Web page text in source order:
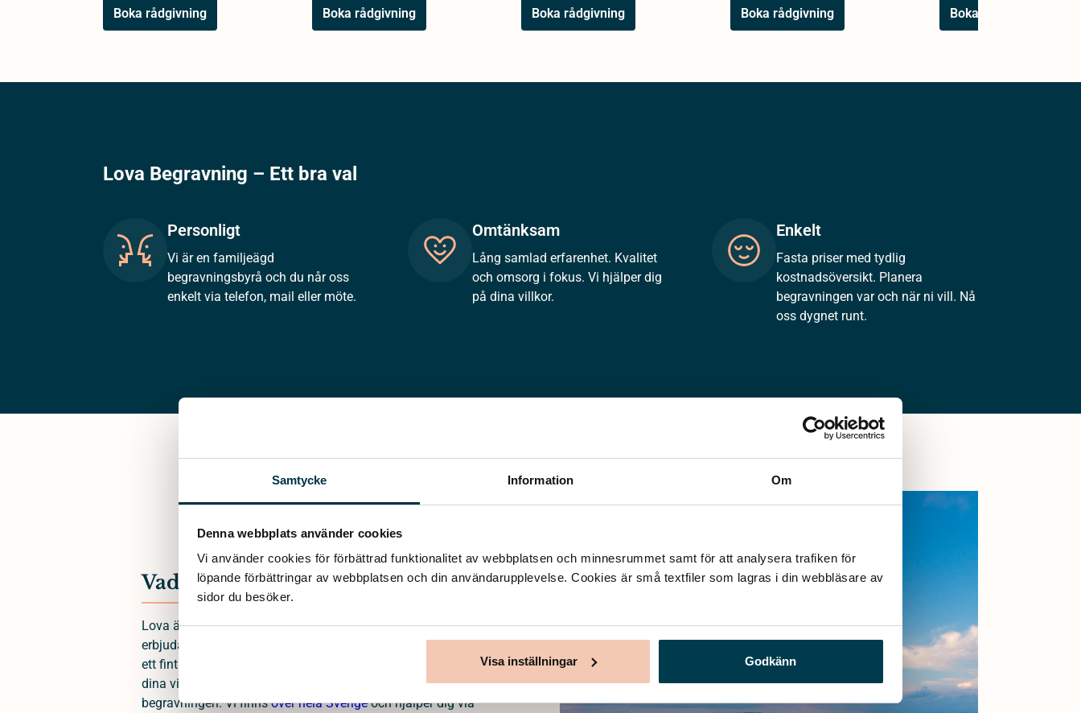
Samtycke Information Om
Denna webbplats använder cookies
Vi använder cookies för förbättrad funktionalitet av webbplatsen och minnesrummet samt för att analysera trafiken för
löpande förbättringar av webbplatsen och din användarupplevelse. Cookies är små textfiler som lagras i din webbläsare av
sidor du besöker.
Visa inställningar Godkänn
Boka rådgivning Boka rådgivning Boka rådgivning Boka rådgivning Boka rådgivning
Lova Begravning – Ett bra val
Personligt
Vi är en familjeägd
begravningsbyrå och du når oss
enkelt via telefon, mail eller möte.
Omtänksam
Lång samlad erfarenhet. Kvalitet
och omsorg i fokus. Vi hjälper dig
på dina villkor.
Enkelt
Fasta priser med tydlig
kostnadsöversikt. Planera
begravningen var och när ni vill. Nå
oss dygnet runt.
Vad vi lovar anhöriga
Lova är en begravningsbyrå som grundades för att kunna
erbjuda människor i sorg ett enkelt och tryggt sätt att ordna
ett fint avsked. Som begravningsbyrå finns vi tillgängliga på
dina villkor och du bestämmer var, när och hur du planerar
begravningen. Vi finnsöver hela Sverigeoch hjälper dig via